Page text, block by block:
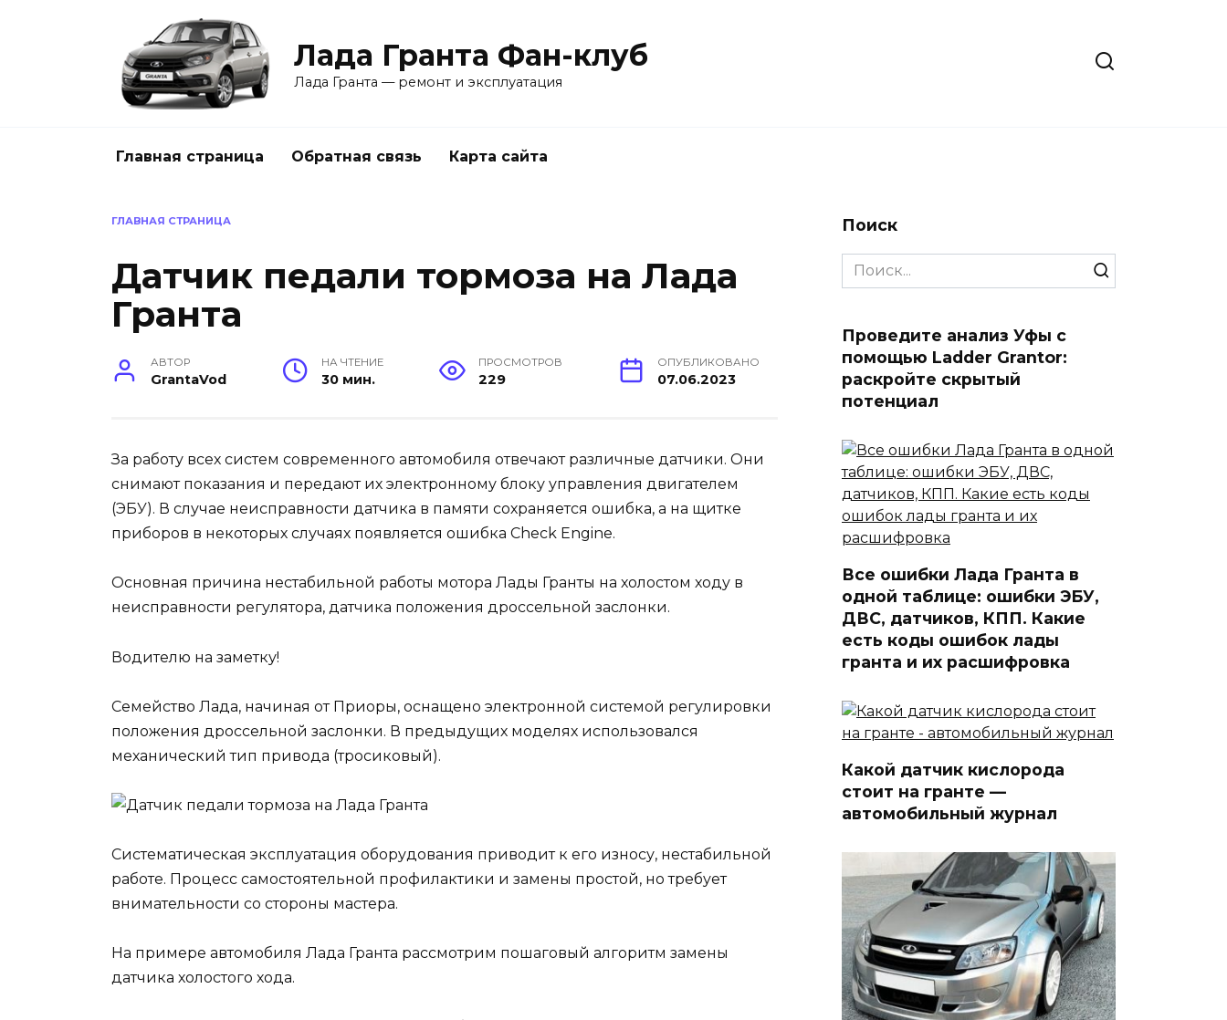
Лада Гранта Фан-клуб
Лада Гранта — ремонт и эксплуатация
Главная страница Обратная связь Карта сайта
ГЛАВНАЯ СТРАНИЦА
Датчик педали тормоза на Лада
Гранта
АВТОР
GrantaVod
НА ЧТЕНИЕ
30 мин.
ПРОСМОТРОВ
229
ОПУБЛИКОВАНО
07.06.2023
За работу всех систем современного автомобиля отвечают различные датчики. Они
снимают показания и передают их электронному блоку управления двигателем
(ЭБУ). В случае неисправности датчика в памяти сохраняется ошибка, а на щитке
приборов в некоторых случаях появляется ошибка Check Engine.
Основная причина нестабильной работы мотора Лады Гранты на холостом ходу в
неисправности регулятора, датчика положения дроссельной заслонки.
Водителю на заметку!
Семейство Лада, начиная от Приоры, оснащено электронной системой регулировки
положения дроссельной заслонки. В предыдущих моделях использовался
механический тип привода (тросиковый).
Систематическая эксплуатация оборудования приводит к его износу, нестабильной
работе. Процесс самостоятельной профилактики и замены простой, но требует
внимательности со стороны мастера.
На примере автомобиля Лада Гранта рассмотрим пошаговый алгоритм замены
датчика холостого хода.
Поиск
Search
for:
Проведите анализ Уфы с
помощью Ladder Grantor:
раскройте скрытый
потенциал
Все ошибки Лада Гранта в
одной таблице: ошибки ЭБУ,
ДВС, датчиков, КПП. Какие
есть коды ошибок лады
гранта и их расшифровка
Какой датчик кислорода
стоит на гранте —
автомобильный журнал